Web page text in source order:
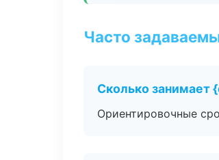
Часто
Сколько занимает
Ориентировочные